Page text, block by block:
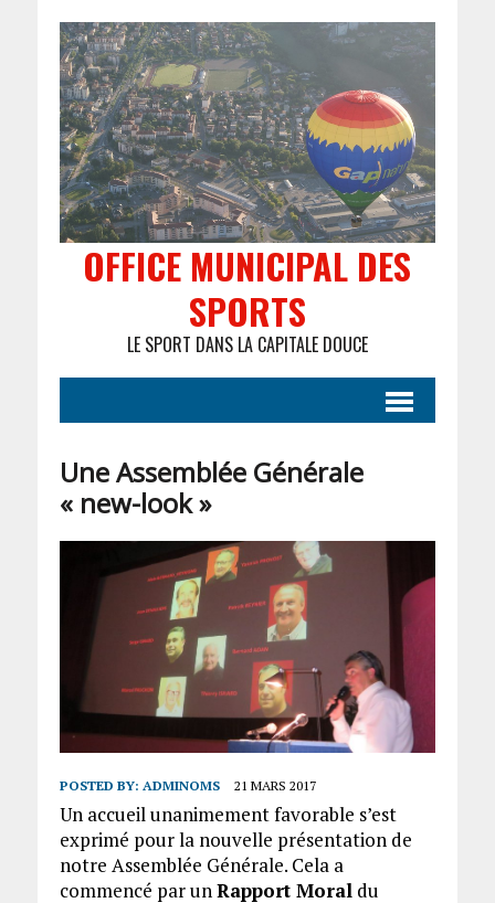
OFFICE MUNICIPAL DES
SPORTS
LE SPORT DANS LA CAPITALE DOUCE
Une Assemblée Générale
« new-look »
POSTED BY: ADMINOMS 21 MARS 2017
Un accueil unanimement favorable s’est
exprimé pour la nouvelle présentation de
notre Assemblée Générale. Cela a
commencé par unRapport Moraldu